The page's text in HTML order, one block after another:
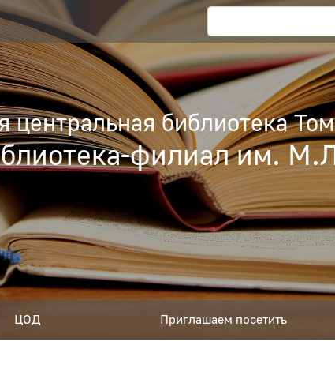
библиотека
филиал им.
ЦОД Приглашаем посетить